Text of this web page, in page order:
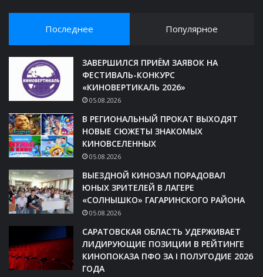
Последнее Популярное
ЗАВЕРШИЛСЯ ПРИЁМ ЗАЯВОК НА
ФЕСТИВАЛЬ-КОНКУРС
«КИНОВЕРТИКАЛЬ 2026»
05.08.2026
В РЕГИОНАЛЬНЫЙ ПРОКАТ ВЫХОДЯТ
НОВЫЕ СЮЖЕТЫ ЗНАКОМЫХ
КИНОВСЕЛЕННЫХ
05.08.2026
ВЫЕЗДНОЙ КИНОЗАЛ ПОРАДОВАЛ
ЮНЫХ ЗРИТЕЛЕЙ В ЛАГЕРЕ
«СОЛНЫШКО» ГАГАРИНСКОГО РАЙОНА
05.08.2026
САРАТОВСКАЯ ОБЛАСТЬ УДЕРЖИВАЕТ
ЛИДИРУЮЩИЕ ПОЗИЦИИ В РЕЙТИНГЕ
КИНОПОКАЗА ПФО ЗА I ПОЛУГОДИЕ 2026
ГОДА